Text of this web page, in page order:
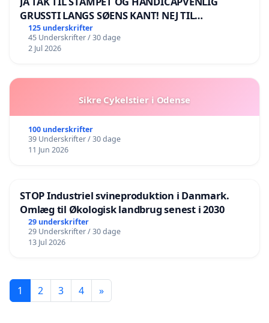
GRUSSTI LANGS SØENS KANT! NEJ TIL
BOARDWALK VÆK FRA SØEN
125 underskrifter
45 Underskrifter / 30 dage
2 Jul 2026
Sikre Cykelstier i Odense
100 underskrifter
39 Underskrifter / 30 dage
11 Jun 2026
STOP Industriel svineproduktion i Danmark.
Omlæg til Økologisk landbrug senest i 2030
29 underskrifter
29 Underskrifter / 30 dage
13 Jul 2026
1 2 3 4 »